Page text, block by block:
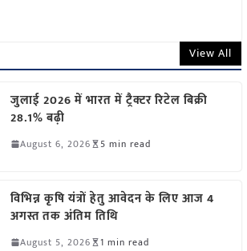
View All
जुलाई 2026 में भारत में ट्रैक्टर रिटेल बिक्री
28.1% बढ़ी
August 6, 2026 5 min read
विभिन्न कृषि यंत्रों हेतु आवेदन के लिए आज 4
अगस्त तक अंतिम तिथि
August 5, 2026 1 min read